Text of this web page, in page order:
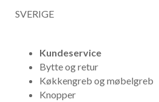
SVERIGE
Kundeservice
Bytte og retur
Køkkengreb og møbelgreb
Knopper